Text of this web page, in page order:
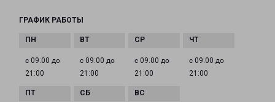
ГРАФИК РАБОТЫ
с 09:00 до
21:00
с 09:00 до
21:00
с 09:00 до
21:00
с 09:00 до
21:00